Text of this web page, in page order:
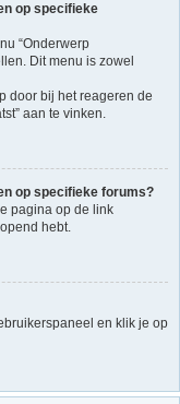
op specifieke
“Onderwerp
Dit menu is zowel
door bij het reageren de
aan te vinken.
op specifieke forums?
pagina op de link
hebt.
en klik je op